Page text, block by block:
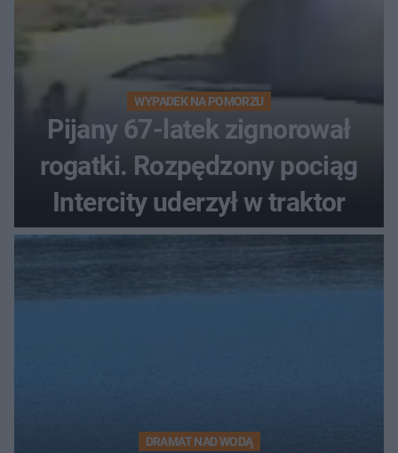
WYPADEK NA POMORZU
Pijany 67-latek zignorował
rogatki. Rozpędzony pociąg
Intercity uderzył w traktor
DRAMAT NAD WODĄ